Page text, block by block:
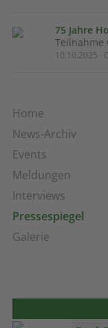
Home
News-Archiv
Events
Meldungen
Interviews
Pressespiegel
Galerie
75 Jahre
Teilnahme
10.10.2025 ·